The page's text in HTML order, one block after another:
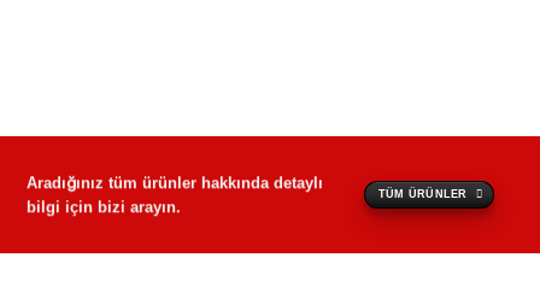
Aradığınız tüm ürünler hakkında detaylı
bilgi için bizi arayın.
TÜM ÜRÜNLER